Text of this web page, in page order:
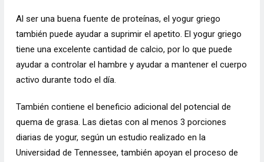
Al ser una buena fuente de proteínas, el yogur griego
también puede ayudar a suprimir el apetito. El yogur griego
tiene una excelente cantidad de calcio, por lo que puede
ayudar a controlar el hambre y ayudar a mantener el cuerpo
activo durante todo el día.
También contiene el beneficio adicional del potencial de
quema de grasa. Las dietas con al menos 3 porciones
diarias de yogur, según un estudio realizado en la
Universidad de Tennessee, también apoyan el proceso de